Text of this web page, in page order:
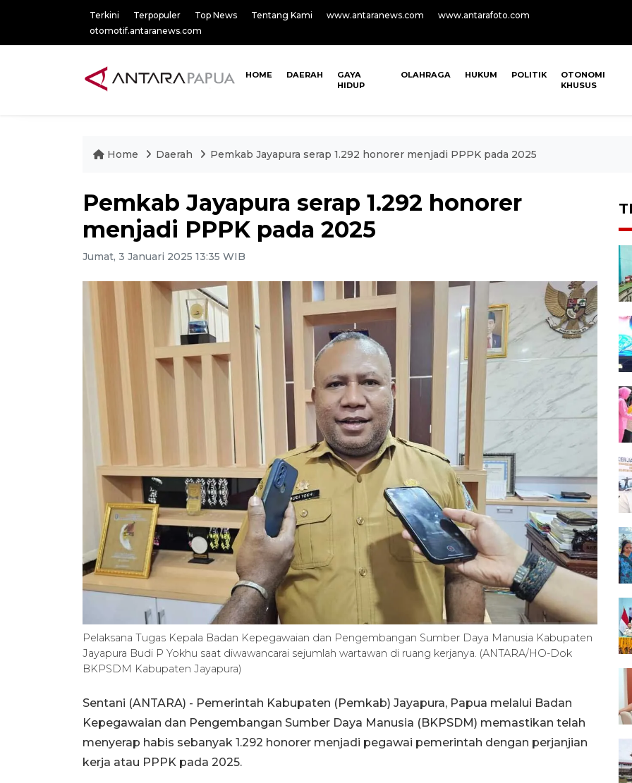
Terkini Terpopuler Top News Tentang Kami www.antaranews.com
www.antarafoto.com
otomotif.antaranews.com
HOME DAERAH
GAYA
HIDUP
OLAHRAGA HUKUM POLITIK
OTONOMI
KHUSUS
Home Daerah Pemkab Jayapura serap 1.292 honorer menjadi PPPK pada 2025
Pemkab Jayapura serap 1.292 honorer
menjadi PPPK pada 2025
Jumat, 3 Januari 2025 13:35 WIB
Pelaksana Tugas Kepala Badan Kepegawaian dan Pengembangan Sumber Daya Manusia Kabupaten
Jayapura Budi P Yokhu saat diwawancarai sejumlah wartawan di ruang kerjanya. (ANTARA/HO-Dok
BKPSDM Kabupaten Jayapura)
Sentani (ANTARA) - Pemerintah Kabupaten (Pemkab) Jayapura, Papua melalui Badan
Kepegawaian dan Pengembangan Sumber Daya Manusia (BKPSDM) memastikan telah
menyerap habis sebanyak 1.292 honorer menjadi pegawai pemerintah dengan perjanjian
kerja atau PPPK pada 2025.